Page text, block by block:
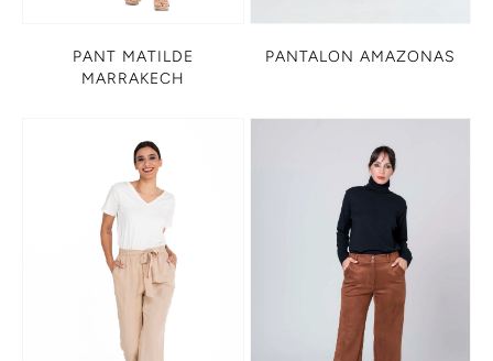
PANT MATILDE
MARRAKECH
PANTALON AMAZONAS